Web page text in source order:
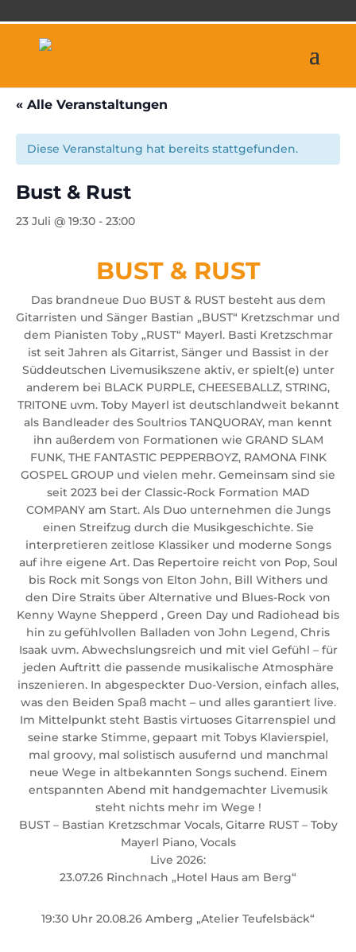
« Alle Veranstaltungen
Diese Veranstaltung hat bereits stattgefunden.
Bust & Rust
23 Juli @ 19:30 - 23:00
BUST & RUST
Das brandneue Duo BUST & RUST besteht aus dem
Gitarristen und Sänger Bastian „BUST“ Kretzschmar und
dem Pianisten Toby „RUST“ Mayerl. Basti Kretzschmar
ist seit Jahren als Gitarrist, Sänger und Bassist in der
Süddeutschen Livemusikszene aktiv, er spielt(e) unter
anderem bei BLACK PURPLE, CHEESEBALLZ, STRING,
TRITONE uvm. Toby Mayerl ist deutschlandweit bekannt
als Bandleader des Soultrios TANQUORAY, man kennt
ihn außerdem von Formationen wie GRAND SLAM
FUNK, THE FANTASTIC PEPPERBOYZ, RAMONA FINK
GOSPEL GROUP und vielen mehr. Gemeinsam sind sie
seit 2023 bei der Classic-Rock Formation MAD
COMPANY am Start. Als Duo unternehmen die Jungs
einen Streifzug durch die Musikgeschichte. Sie
interpretieren zeitlose Klassiker und moderne Songs
auf ihre eigene Art. Das Repertoire reicht von Pop, Soul
bis Rock mit Songs von Elton John, Bill Withers und
den Dire Straits über Alternative und Blues-Rock von
Kenny Wayne Shepperd , Green Day und Radiohead bis
hin zu gefühlvollen Balladen von John Legend, Chris
Isaak uvm. Abwechslungsreich und mit viel Gefühl – für
jeden Auftritt die passende musikalische Atmosphäre
inszenieren. In abgespeckter Duo-Version, einfach alles,
was den Beiden Spaß macht – und alles garantiert live.
Im Mittelpunkt steht Bastis virtuoses Gitarrenspiel und
seine starke Stimme, gepaart mit Tobys Klavierspiel,
mal groovy, mal solistisch ausufernd und manchmal
neue Wege in altbekannten Songs suchend. Einem
entspannten Abend mit handgemachter Livemusik
steht nichts mehr im Wege !
BUST – Bastian Kretzschmar Vocals, Gitarre RUST – Toby
Mayerl Piano, Vocals
Live 2026:
23.07.26 Rinchnach „Hotel Haus am Berg“
19:30 Uhr 20.08.26 Amberg „Atelier Teufelsbäck“